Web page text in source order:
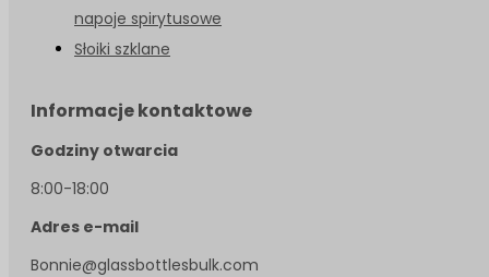
napoje spirytusowe
Słoiki szklane
Informacje kontaktowe
Godziny otwarcia
8:00-18:00
Adres e-mail
Bonnie@glassbottlesbulk.com